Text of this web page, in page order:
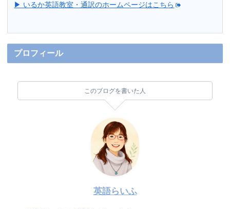
▶ いるか英語教室・通訳のホームページはこちら
プロフィール
このブログを書いた人
英語らいふ